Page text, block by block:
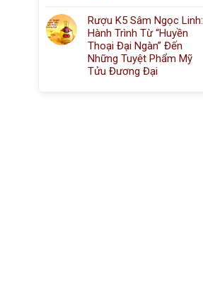
Rượu K5 Sâm Ngọc Linh:
Hành Trình Từ “Huyền
Thoại Đại Ngàn” Đến
Những Tuyệt Phẩm Mỹ
Tửu Đương Đại